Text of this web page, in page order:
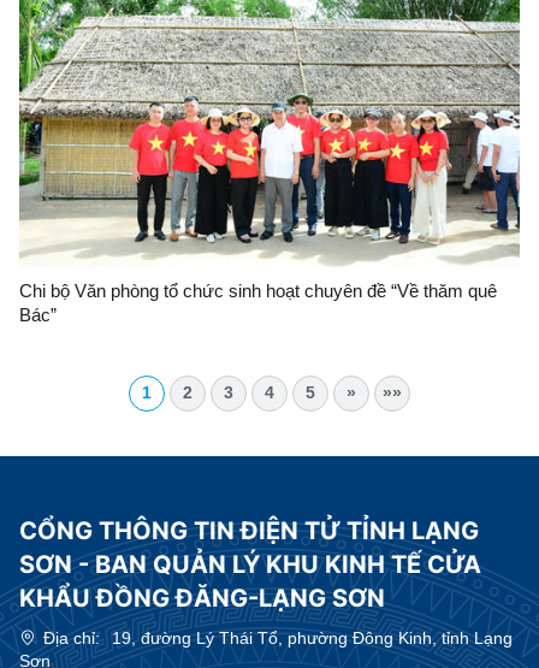
Chi bộ Văn phòng tổ chức sinh hoạt chuyên đề “Về thăm quê
Bác”
1 2 3 4 5 » »»
CỔNG THÔNG TIN ĐIỆN TỬ TỈNH LẠNG
SƠN - BAN QUẢN LÝ KHU KINH TẾ CỬA
KHẨU ĐỒNG ĐĂNG-LẠNG SƠN
Địa chỉ:
19, đường Lý Thái Tổ, phường Đông Kinh, tỉnh Lạng
Sơn